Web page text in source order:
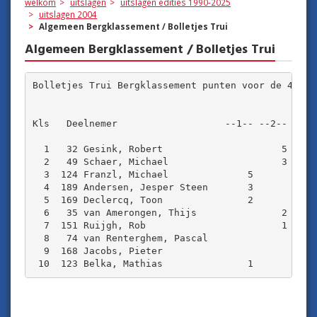
uitslagen 2004
Algemeen Bergklassement / Bolletjes Trui
Algemeen Bergklassement / Bolletjes Trui
Bolletjes Trui Bergklassement punten voor de 4e
Kls   Deelnemer                   --1-- --2-- --
1   32 Gesink, Robert                     5
2   49 Schaer, Michael                    3
3  124 Franzl, Michael              5
4  189 Andersen, Jesper Steen       3
5  169 Declercq, Toon               2
6   35 van Amerongen, Thijs               2
7  151 Ruijgh, Rob                        1
8   74 van Renterghem, Pascal
9  168 Jacobs, Pieter